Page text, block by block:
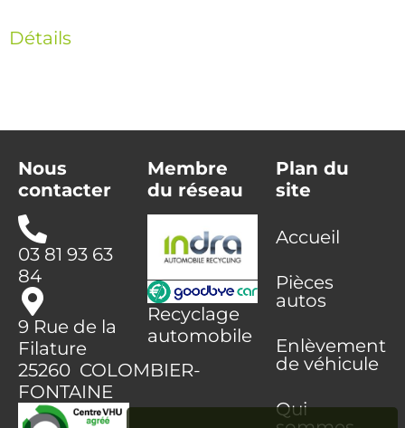
Détails
Nous
contacter
03 81 93 63
84
9 Rue de la
Filature
25260 COLOMBIER-
FONTAINE
Membre
du réseau
Recyclage
automobile
Plan du
site
Accueil
Pièces
autos
Enlèvement
de véhicule
Qui